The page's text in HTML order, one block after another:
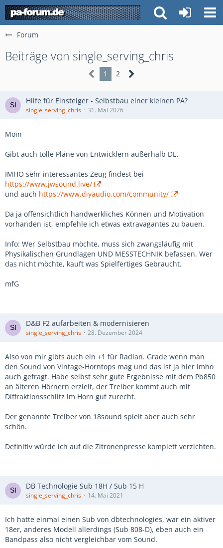
Forum
Beiträge von single_serving_chris
1 2
Hilfe für Einsteiger - Selbstbau einer kleinen PA?
single_serving_chris 31. Mai 2026
Moin
Gibt auch tolle Pläne von Entwicklern außerhalb DE.
IMHO sehr interessantes Zeug findest bei
https://www.jwsound.live/
und auch https://www.diyaudio.com/community/
Da ja offensichtlich handwerkliches Können und Motivation
vorhanden ist, empfehle ich etwas extravagantes zu bauen.
Info: Wer Selbstbau möchte, muss sich zwangsläufig mit
Physikalischen Grundlagen UND MESSTECHNIK befassen. Wer
das nicht möchte, kauft was Spielfertiges Gebraucht.
mfG
D&B F2 aufarbeiten & modernisieren
single_serving_chris 28. Dezember 2024
Also von mir gibts auch ein +1 für Radian. Grade wenn man
den Sound von Vintage-Horntops mag und das ist ja hier imho
auch gefragt. Habe selbst sehr gute Ergebnisse mit dem Pb850
an älteren Hörnern erzielt, der Treiber kommt auch mit
Diffraktionsschlitz im Horn gut zurecht.
Der genannte Treiber von 18sound spielt aber auch sehr
schön.
Definitiv würde ich auf die Zitronenpresse komplett verzichten.
DB Technologie Sub 18H / Sub 15 H
single_serving_chris 14. Mai 2021
Ich hatte einmal einen Sub von dbtechnologies, war ein aktiver
18er, anderes Modell allerdings (Sub 808-D), eben auch ein
Bandpass also nicht vergleichbar vom Sound.